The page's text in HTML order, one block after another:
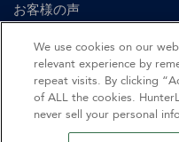
お客様の声
ユーザーマニュアル
©2026Hunter
We use cookies on our
relevant experience by
repeat visits. By clicking
of ALL the cookies.
never sell your personal